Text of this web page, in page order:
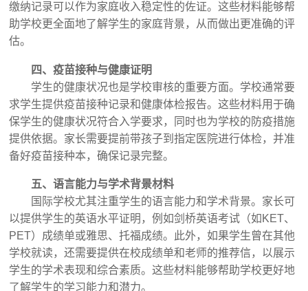
缴纳记录可以作为家庭收入稳定性的佐证。这些材料能够帮
助学校更全面地了解学生的家庭背景，从而做出更准确的评
估。
四、疫苗接种与健康证明
学生的健康状况也是学校审核的重要方面。学校通常要
求学生提供疫苗接种记录和健康体检报告。这些材料用于确
保学生的健康状况符合入学要求，同时也为学校的防疫措施
提供依据。家长需要提前带孩子到指定医院进行体检，并准
备好疫苗接种本，确保记录完整。
五、语言能力与学术背景材料
国际学校尤其注重学生的语言能力和学术背景。家长可
以提供学生的英语水平证明，例如剑桥英语考试（如KET、
PET）成绩单或雅思、托福成绩。此外，如果学生曾在其他
学校就读，还需要提供在校成绩单和老师的推荐信，以展示
学生的学术表现和综合素质。这些材料能够帮助学校更好地
了解学生的学习能力和潜力。